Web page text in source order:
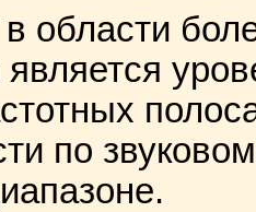
в области
по